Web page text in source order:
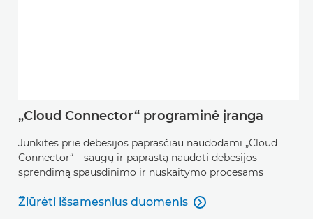
„Cloud Connector“ programinė įranga
Junkitės prie debesijos paprasčiau naudodami „Cloud
Connector“ – saugų ir paprastą naudoti debesijos
sprendimą spausdinimo ir nuskaitymo procesams
Žiūrėti išsamesnius duomenis
Žiūrėti išsamesnius duomenis
